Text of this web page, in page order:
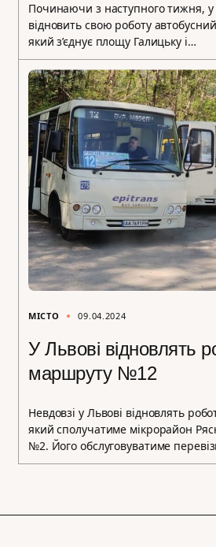
Починаючи з наступного тижня, у
відновить свою роботу
який з’єднує площу Галицьку і…
МІСТО 09.04.2024
У Львові відновлять
маршруту №12
Невдовзі у Львові відновлять
який сполучатиме мікрорайон
№2. Його обслуговуватиме